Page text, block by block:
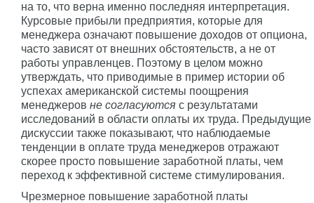
на то, что верна именно последняя интерпретация.
Курсовые прибыли предприятия, которые для
менеджера означают повышение доходов от опциона,
часто зависят от внешних обстоятельств, а не от
работы управленцев. Поэтому в целом можно
утверждать, что приводимые в пример истории об
успехах американской системы поощрения
менеджеров не согласуются с результатами
исследований в области оплаты их труда. Предыдущие
дискуссии также показывают, что наблюдаемые
тенденции в оплате труда менеджеров отражают
скорее просто повышение заработной платы, чем
переход к эффективной системе стимулирования.
Чрезмерное повышение заработной платы